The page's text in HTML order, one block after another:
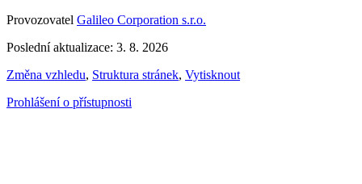
Provozovatel Galileo Corporation s.r.o.
Poslední aktualizace: 3. 8. 2026
Změna vzhledu, Struktura stránek, Vytisknout
Prohlášení o přístupnosti